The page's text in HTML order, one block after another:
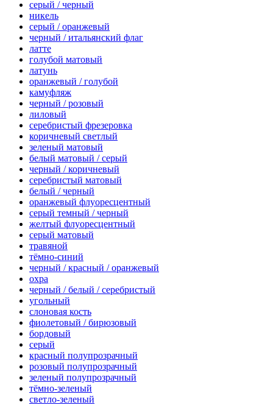
серый / черный
никель
серый / оранжевый
черный / итальянский флаг
латте
голубой матовый
латунь
оранжевый / голубой
камуфляж
черный / розовый
лиловый
серебристый фрезеровка
коричневый светлый
зеленый матовый
белый матовый / серый
черный / коричневый
серебристый матовый
белый / черный
оранжевый флуоресцентный
серый темный / черный
желтый флуоресцентный
серый матовый
травяной
тёмно-синий
черный / красный / оранжевый
охра
черный / белый / серебристый
угольный
слоновая кость
фиолетовый / бирюзовый
бордовый
серый
красный полупрозрачный
розовый полупрозрачный
зеленый полупрозрачный
тёмно-зеленый
светло-зеленый